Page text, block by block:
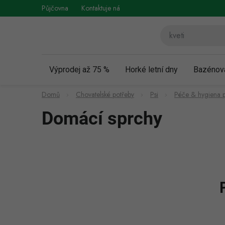
na
Půjčovna Kontaktuje nás
Výprodej až 75 % Horké letní dny
Domů Chovatelské potřeby Psi Péče & hygiena
Domácí sprchy